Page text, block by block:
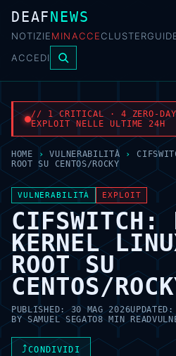
DEAFNEWS
NOTIZIEMINACCECLUSTER
ACCEDI
// 1 CRITICAL · 4 ZERO-
EXPLOIT NELLE ULTIME 24H
HOME › VULNERABILITÀ ›
ROOT SU CENTOS/ROCKY
VULNERABILITÀ EXPLOIT
CIFSWITCH:
KERNEL
ROOT SU
CENTOS/
PUBLISHED:30 MAG 2026
BYSAMUEL SEGATO8 MIN READ
⤴CONDIVIDI